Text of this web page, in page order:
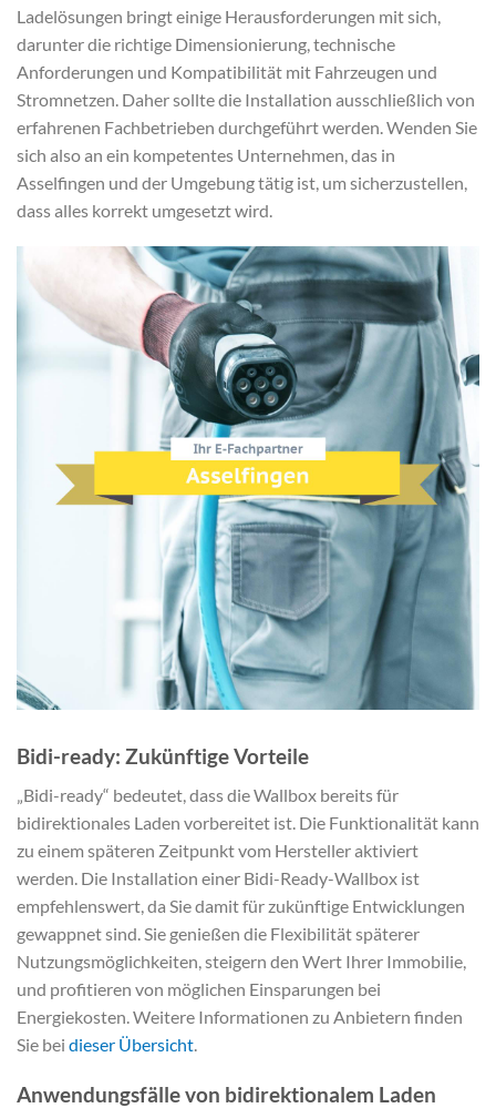
Ladelösungen bringt einige Herausforderungen mit sich,
darunter die richtige Dimensionierung, technische
Anforderungen und Kompatibilität mit Fahrzeugen und
Stromnetzen. Daher sollte die Installation ausschließlich von
erfahrenen Fachbetrieben durchgeführt werden. Wenden Sie
sich also an ein kompetentes Unternehmen, das in
Asselfingen und der Umgebung tätig ist, um sicherzustellen,
dass alles korrekt umgesetzt wird.
Bidi-ready: Zukünftige Vorteile
„Bidi-ready“ bedeutet, dass die Wallbox bereits für
bidirektionales Laden vorbereitet ist. Die Funktionalität kann
zu einem späteren Zeitpunkt vom Hersteller aktiviert
werden. Die Installation einer Bidi-Ready-Wallbox ist
empfehlenswert, da Sie damit für zukünftige Entwicklungen
gewappnet sind. Sie genießen die Flexibilität späterer
Nutzungsmöglichkeiten, steigern den Wert Ihrer Immobilie,
und profitieren von möglichen Einsparungen bei
Energiekosten. Weitere Informationen zu Anbietern finden
Sie bei dieser Übersicht.
Anwendungsfälle von bidirektionalem Laden